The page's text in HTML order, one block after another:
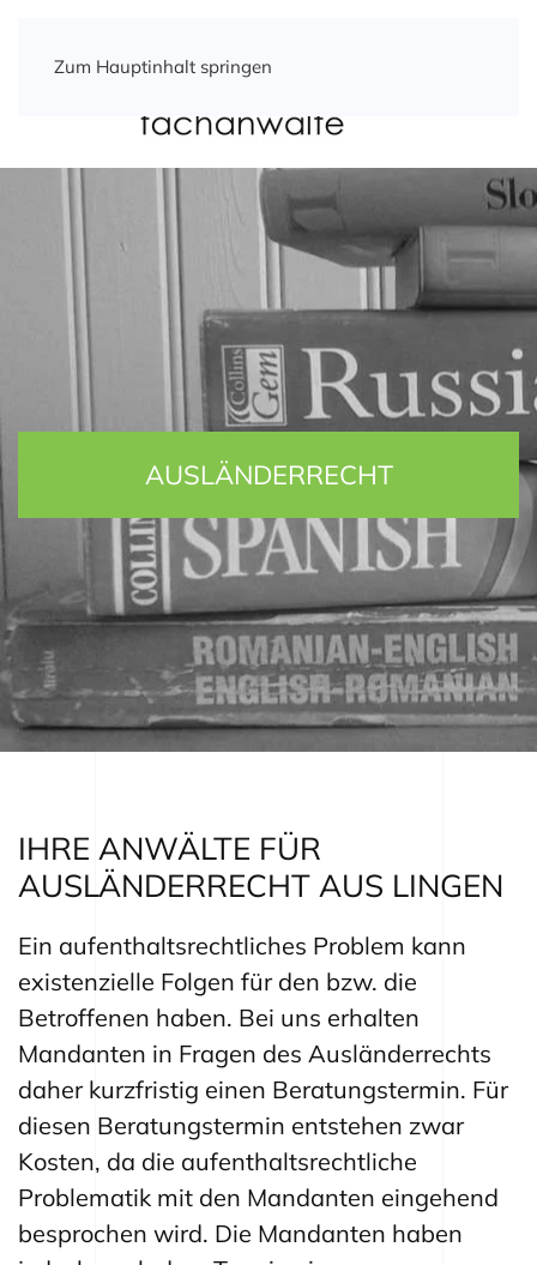
Zum Hauptinhalt springen
AUSLÄNDERRECHT
IHRE ANWÄLTE FÜR
AUSLÄNDERRECHT AUS LINGEN
Ein aufenthaltsrechtliches Problem kann
existenzielle Folgen für den bzw. die
Betroffenen haben. Bei uns erhalten
Mandanten in Fragen des Ausländerrechts
daher kurzfristig einen Beratungstermin. Für
diesen Beratungstermin entstehen zwar
Kosten, da die aufenthaltsrechtliche
Problematik mit den Mandanten eingehend
besprochen wird. Die Mandanten haben